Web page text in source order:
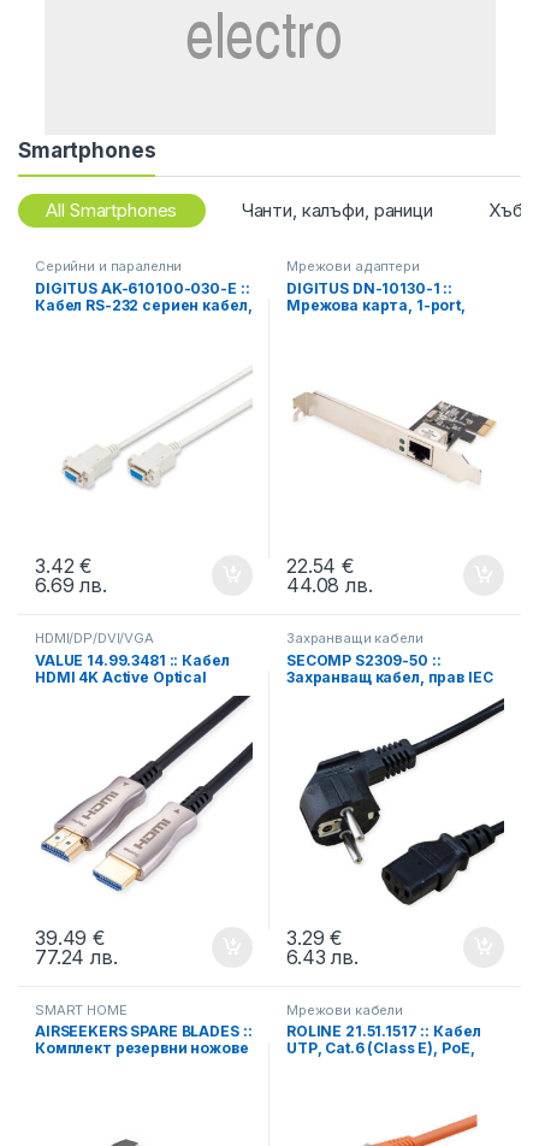
Smartphones
All Smartphones Чанти, калъфи, раници
Серийни и паралелни
DIGITUS AK-610100-030-E ::
Кабел RS-232 сериен кабел,
3.42€
6.69лв.
Мрежови адаптери
DIGITUS DN-10130-1 ::
Мрежова карта, 1-port,
22.54€
44.08лв.
HDMI/DP/DVI/VGA
VALUE 14.99.3481 :: Кабел
HDMI 4K Active Optical
39.49€
77.24лв.
Захранващи кабели
SECOMP S2309-50 ::
Захранващ кабел, прав IEC
3.29€
6.43лв.
SMART HOME
AIRSEEKERS SPARE BLADES ::
Комплект резервни ножове
Мрежови кабели
ROLINE 21.51.1517 :: Кабел
UTP, Cat.6 (Class E), PoE,